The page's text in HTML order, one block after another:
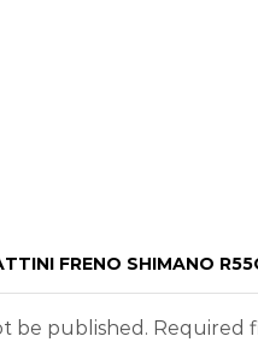
FRENO SHIMANO
be published. Required